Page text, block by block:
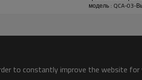
модель : QCA-03-
to constantly improve the website for